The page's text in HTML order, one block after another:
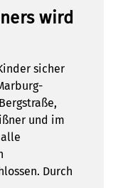
wird
sicher
und im
Durch